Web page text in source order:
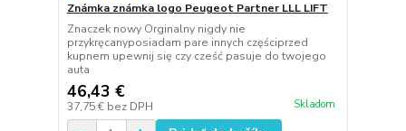
Známka známka logo Peugeot Partner LLL LIFT
Znaczek nowy Orginalny nigdy nie
przykręcanyposiadam pare innych częściprzed
kupnem upewnij się czy cześć pasuje do twojego
auta
46,43 €
37,75 € bez DPH Skladom